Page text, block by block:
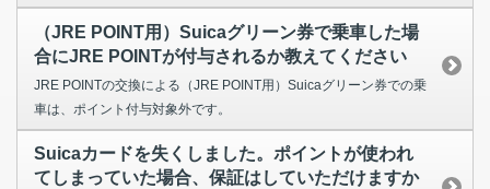
（JRE POINT用）Suicaグリーン券で乗車した場
合にJRE POINTが付与されるか教えてください
JRE POINTの交換による（JRE POINT用）Suicaグリーン券での乗
車は、ポイント付与対象外です。
Suicaカードを失くしました。ポイントが使われ
てしまっていた場合、保証はしていただけますか